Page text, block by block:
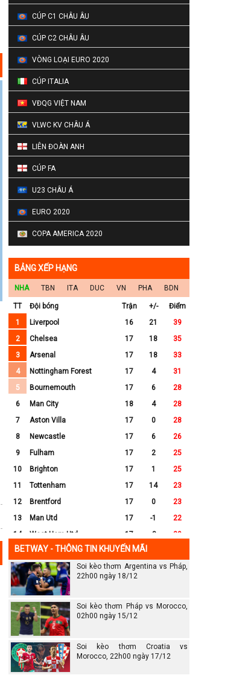
CÚP C1 CHÂU ÂU
CÚP C2 CHÂU ÂU
VÒNG LOẠI EURO 2020
CÚP ITALIA
VĐQG VIỆT NAM
VLWC KV CHÂU Á
LIÊN ĐOÀN ANH
CÚP FA
U23 CHÂU Á
EURO 2020
COPA AMERICA 2020
BẢNG XẾP HẠNG
NHA TBN ITA DUC VN PHA BDN
TT Đội bóng Trận +/-
Điểm
1
Liverpool 16 21
39
2
Chelsea 17 18
35
3
Arsenal 17 18
33
4
Nottingham Forest 17 4
31
5
Bournemouth 17 6
28
6
Man City 18 4
28
7
Aston Villa 17 0
28
8
Newcastle 17 6
26
9
Fulham 17 2
25
10
Brighton 17 1
25
11
Tottenham 17 14
23
12
Brentford 17 0
23
13
Man Utd 17 -1
22
14
West Ham Utd 17 -8
20
15
Everton 17
16
Crystal Palace 17 -8
16
17
Leicester City
18
Ipswich
19
Wolves 17
20
Southampton
BETWAY - THÔNG TIN KHUYẾN MÃI
Soi kèo thơm Argentina vs Pháp,
22h00 ngày 18/12
Soi kèo thơm Pháp vs Morocco,
02h00 ngày 15/12
Soi kèo thơm Croatia vs
Morocco, 22h00 ngày 17/12